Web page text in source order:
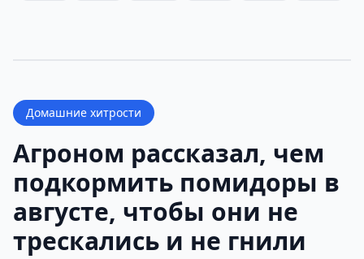
Домашние хитрости
Агроном рассказал, чем
подкормить помидоры в
августе, чтобы они не
трескались и не гнили